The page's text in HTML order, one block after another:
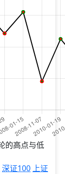
的高点与低
深证100 上证